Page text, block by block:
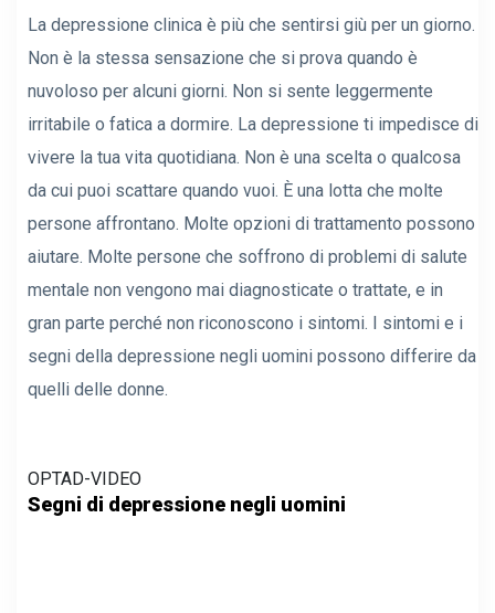
La depressione clinica è più che sentirsi giù per un giorno.
Non è la stessa sensazione che si prova quando è
nuvoloso per alcuni giorni. Non si sente leggermente
irritabile o fatica a dormire. La depressione ti impedisce di
vivere la tua vita quotidiana. Non è una scelta o qualcosa
da cui puoi scattare quando vuoi. È una lotta che molte
persone affrontano. Molte opzioni di trattamento possono
aiutare. Molte persone che soffrono di problemi di salute
mentale non vengono mai diagnosticate o trattate, e in
gran parte perché non riconoscono i sintomi. I sintomi e i
segni della depressione negli uomini possono differire da
quelli delle donne.
OPTAD-VIDEO
Segni di depressione negli uomini